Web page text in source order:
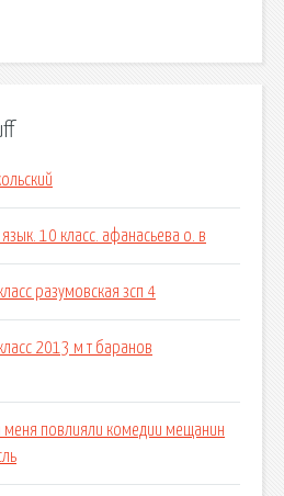
10 класс. афанасьева о. в
разумовская зсп 4
2013 м т баранов
меня повлияли комедии мещанин